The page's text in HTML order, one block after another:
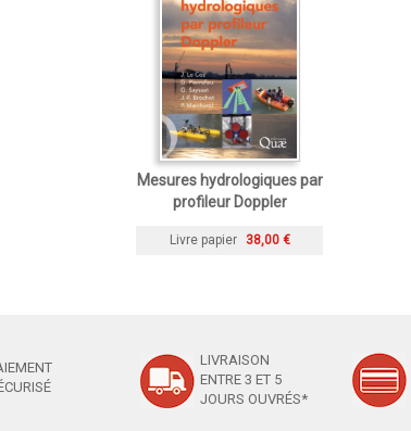
Mesures hydrologiques par
profileur Doppler
Livre papier 38,00 €
LIVRAISON
ENTRE 3 ET 5
JOURS OUVRÉS*